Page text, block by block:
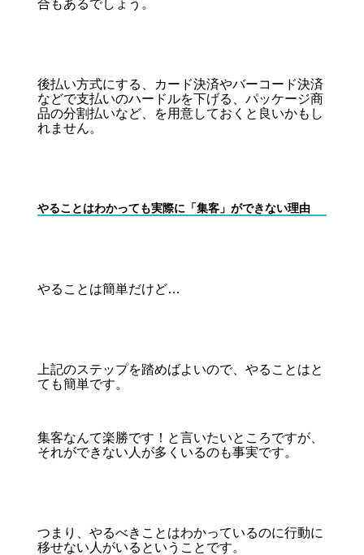
合もあるでしょう。
後払い方式にする、カード決済やバーコード決済
などで支払いのハードルを下げる、パッケージ商
品の分割払いなど、を用意しておくと良いかもし
れません。
やることはわかっても実際に「集客」ができない理由
やることは簡単だけど…
上記のステップを踏めばよいので、やることはと
ても簡単です。
集客なんて楽勝です！と言いたいところですが、
それができない人が多くいるのも事実です。
つまり、やるべきことはわかっているのに行動に
移せない人がいるということです。